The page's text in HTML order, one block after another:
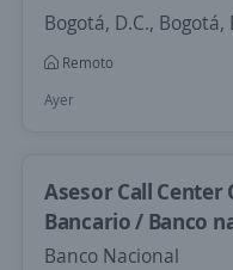
Bogotá, D.C., Bogotá,
Remoto
Ayer
Asesor Call
Bancario / Banco
Banco Nacional